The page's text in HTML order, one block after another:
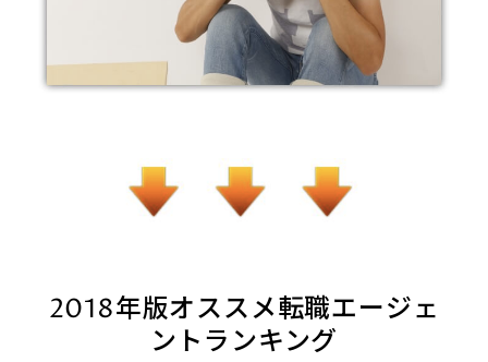
2018年版オススメ転職エージェ
ントランキング